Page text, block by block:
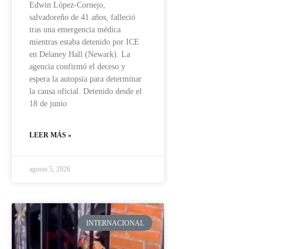
Edwin López-Cornejo,
salvadoreño de 41 años, falleció
tras una emergencia médica
mientras estaba detenido por ICE
en Delaney Hall (Newark). La
agencia confirmó el deceso y
espera la autopsia para determinar
la causa oficial. Detenido desde el
18 de junio
LEER MÁS »
agosto 5, 2026
INTERNACIONAL